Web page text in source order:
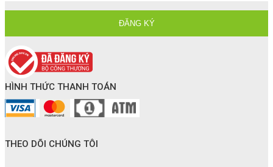
HÌNH THỨC THANH TOÁN
THEO DÕI CHÚNG TÔI